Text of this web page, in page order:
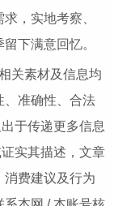
，实地考察、
下满意回忆。
关素材及信息均
、准确性、合法
于传递更多信息
实其描述，文章
消费建议及行为